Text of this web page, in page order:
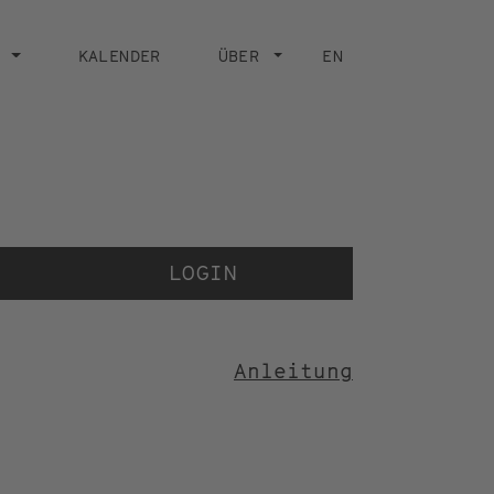
KALENDER ÜBER EN
LOGIN
Anleitung